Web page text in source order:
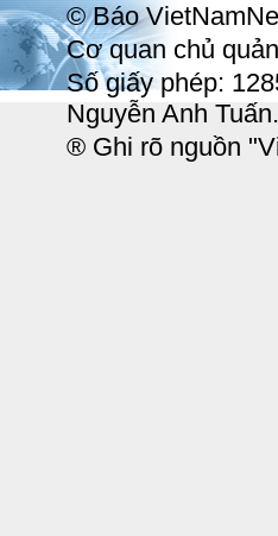
© Báo
Cơ quan chủ
Số giấy phép:
Nguyễn Anh Tuấn.
® Ghi rõ nguồn